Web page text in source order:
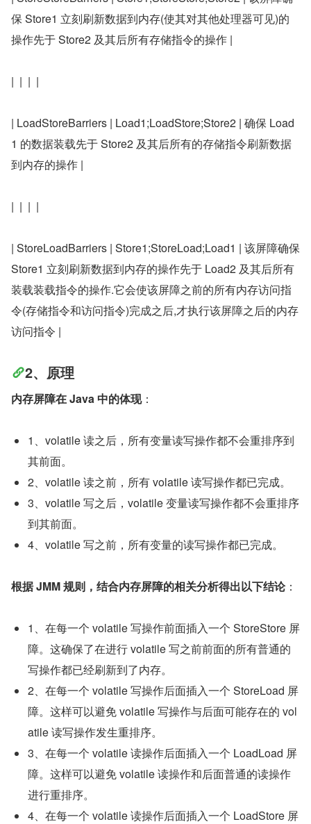
保 Store1 立刻刷新数据到内存(使其对其他处理器可见)的
操作先于 Store2 及其后所有存储指令的操作 |
|  |  |  |
| LoadStoreBarriers | Load1;LoadStore;Store2 | 确保 Load
1 的数据装载先于 Store2 及其后所有的存储指令刷新数据
到内存的操作 |
|  |  |  |
| StoreLoadBarriers | Store1;StoreLoad;Load1 | 该屏障确保
Store1 立刻刷新数据到内存的操作先于 Load2 及其后所有
装载装载指令的操作.它会使该屏障之前的所有内存访问指
令(存储指令和访问指令)完成之后,才执行该屏障之后的内存
访问指令 |
2、原理
内存屏障在 Java 中的体现：
1、volatile 读之后，所有变量读写操作都不会重排序到
其前面。
2、volatile 读之前，所有 volatile 读写操作都已完成。
3、volatile 写之后，volatile 变量读写操作都不会重排序
到其前面。
4、volatile 写之前，所有变量的读写操作都已完成。
根据 JMM 规则，结合内存屏障的相关分析得出以下结论：
1、在每一个 volatile 写操作前面插入一个 StoreStore 屏
障。这确保了在进行 volatile 写之前前面的所有普通的
写操作都已经刷新到了内存。
2、在每一个 volatile 写操作后面插入一个 StoreLoad 屏
障。这样可以避免 volatile 写操作与后面可能存在的 vol
atile 读写操作发生重排序。
3、在每一个 volatile 读操作后面插入一个 LoadLoad 屏
障。这样可以避免 volatile 读操作和后面普通的读操作
进行重排序。
4、在每一个 volatile 读操作后面插入一个 LoadStore 屏